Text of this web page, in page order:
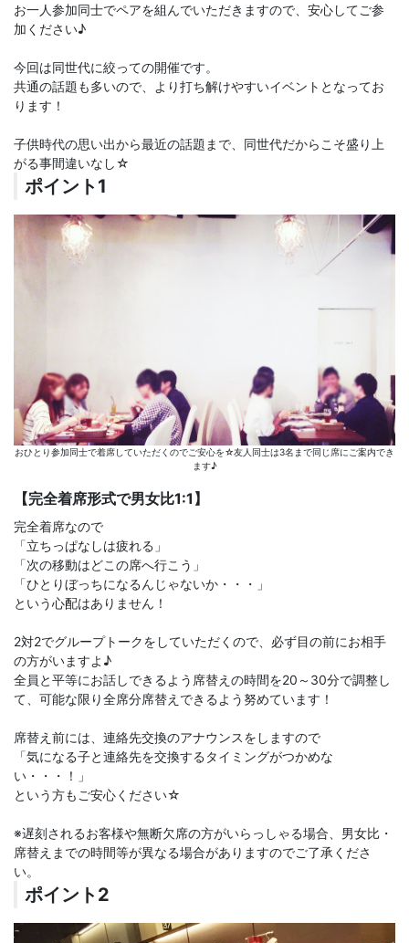
お一人参加同士でペアを組んでいただきますので、安心してご参
加ください♪
今回は同世代に絞っての開催です。
共通の話題も多いので、より打ち解けやすいイベントとなってお
ります！
子供時代の思い出から最近の話題まで、同世代だからこそ盛り上
がる事間違いなし☆
ポイント1
おひとり参加同士で着席していただくのでご安心を☆友人同士は3名まで同じ席にご案内でき
ます♪
【完全着席形式で男女比1:1】
完全着席なので
「立ちっぱなしは疲れる」
「次の移動はどこの席へ行こう」
「ひとりぼっちになるんじゃないか・・・」
という心配はありません！
2対2でグループトークをしていただくので、必ず目の前にお相手
の方がいますよ♪
全員と平等にお話しできるよう席替えの時間を20～30分で調整し
て、可能な限り全席分席替えできるよう努めています！
席替え前には、連絡先交換のアナウンスをしますので
「気になる子と連絡先を交換するタイミングがつかめな
い・・・！」
という方もご安心ください☆
※遅刻されるお客様や無断欠席の方がいらっしゃる場合、男女比・
席替えまでの時間等が異なる場合がありますのでご了承くださ
い。
ポイント2